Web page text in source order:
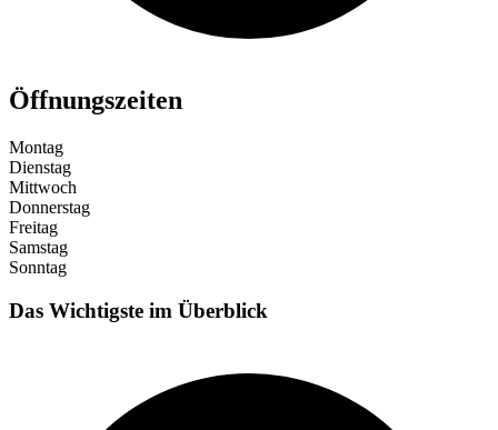
Öffnungszeiten
Montag
Dienstag
Mittwoch
Donnerstag
Freitag
Samstag
Sonntag
Das Wichtigste im Überblick